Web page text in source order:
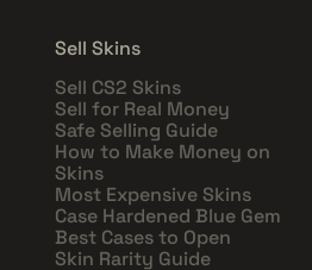
Sell Skins
Sell CS2 Skins
Sell for Real Money
Safe Selling Guide
How to Make Money on
Skins
Most Expensive Skins
Case Hardened Blue Gem
Best Cases to Open
Skin Rarity Guide